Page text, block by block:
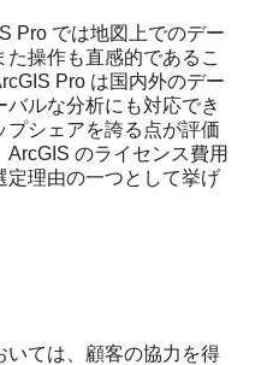
Pro では地図上でのデー
操作も直感的であるこ
Pro は国内外のデー
ルな分析にも対応でき
プシェアを誇る点が評価
のライセンス費用
定理由の一つとして挙げ
いては、顧客の協力を得